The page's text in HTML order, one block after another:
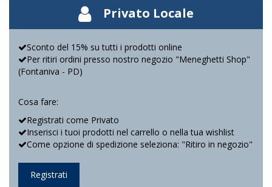
Privato Locale
Sconto del 15% su tutti i prodotti online
Per ritiri ordini presso nostro negozio "Meneghetti Shop"
(Fontaniva - PD)
Cosa fare:
Registrati come Privato
Inserisci i tuoi prodotti nel carrello o nella tua wishlist
Come opzione di spedizione seleziona: "Ritiro in negozio"
Registrati